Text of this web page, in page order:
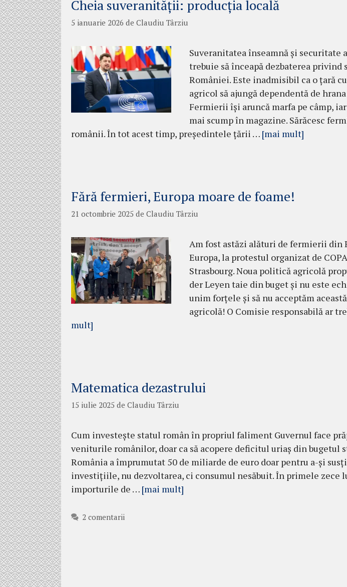
Cheia suveranității: producția locală
5 ianuarie 2026 de Claudiu Târziu
Suveranitatea înseamnă și securitate
trebuie să înceapă dezbaterea privind
României. Este inadmisibil ca o țară
agricol să ajungă dependentă de
Fermierii își aruncă marfa pe câmp,
mai scump în magazine. Sărăcesc
românii. În tot acest timp, președintele țării … [mai mult]
Fără fermieri, Europa moare de foame!
21 octombrie 2025 de Claudiu Târziu
Am fost astăzi alături de fermierii din
Europa, la protestul organizat de
Strasbourg. Noua politică agricolă
der Leyen taie din buget și nu este
unim forțele și să nu acceptăm
agricolă! O Comisie responsabilă ar
mult]
Matematica dezastrului
15 iulie 2025 de Claudiu Târziu
Cum investește statul român în propriul faliment Guvernul face
veniturile românilor, doar ca să acopere deficitul uriaș din bugetul
România a împrumutat 50 de miliarde de euro doar pentru a-și
investițiile, nu dezvoltarea, ci consumul nesăbuit. În primele zece
importurile de … [mai mult]
2 comentarii